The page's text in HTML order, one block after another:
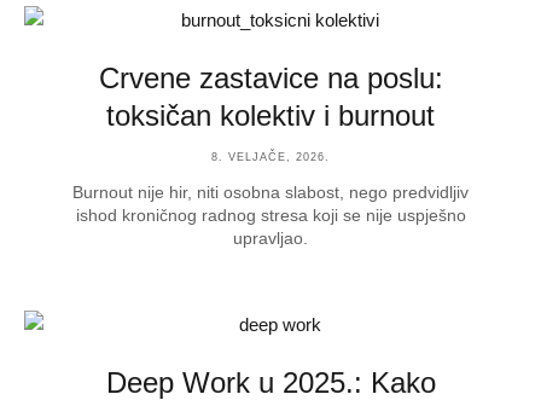
Crvene zastavice na poslu:
toksičan kolektiv i burnout
8. VELJAČE, 2026.
Burnout nije hir, niti osobna slabost, nego predvidljiv
ishod kroničnog radnog stresa koji se nije uspješno
upravljao.
Deep Work u 2025.: Kako